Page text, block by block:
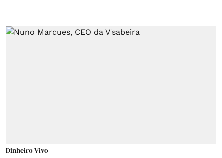
Dinheiro Vivo